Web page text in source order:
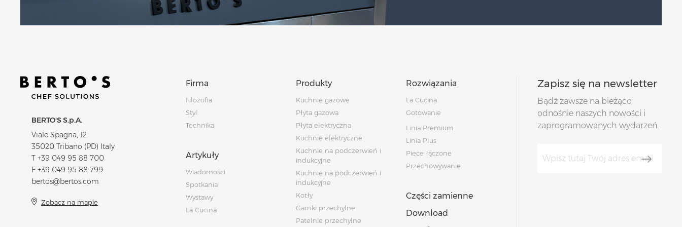
BERTO'S S.p.A.
Viale Spagna, 12
35020 Tribano (PD) Italy
T +39 049 95 88 700
F +39 049 95 88 799
bertos@bertos.com
Zobacz na mapie
Firma
Filozofia
Styl
Technika
Artykuły
Wiadomości
Spotkania
Wystawy
La Cucina
Produkty
Kuchnie gazowe
Płyta gazowa
Płyta elektryczna
Kuchnie elektryczne
Kuchnie na podczerwień i
indukcyjne
Kuchnie na podczerwień i
indukcyjne
Kotły
Garnki przechylne
Patelnie przechylne
Rozwiązania
La Cucina
Gotowanie
Linia Premium
Linia Plus
Piece łączone
Przechowywanie
Części zamienne
Download
Zapisz się na newsletter
Bądź zawsze na bieżąco
odnośnie naszych nowości i
zaprogramowanych wydarzeń.